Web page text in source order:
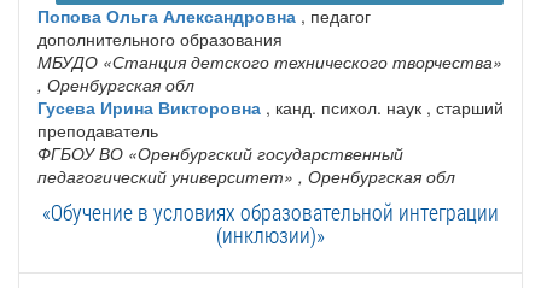
Попова Ольга Александровна , педагог
дополнительного образования
МБУДО «Станция детского технического творчества»
, Оренбургская обл
Гусева Ирина Викторовна , канд. психол. наук , старший
преподаватель
ФГБОУ ВО «Оренбургский государственный
педагогический университет» , Оренбургская обл
«Обучение в условиях образовательной интеграции
(инклюзии)»